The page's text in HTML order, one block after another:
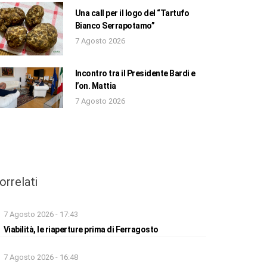
Una call per il logo del “Tartufo
Bianco Serrapotamo”
7 Agosto 2026
Incontro tra il Presidente Bardi e
l’on. Mattia
7 Agosto 2026
7 Agosto 2026 - 17:43
Viabilità, le riaperture prima di Ferragosto
7 Agosto 2026 - 16:48